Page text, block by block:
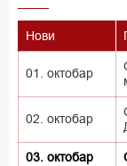
Нови
01. октобар
02. октобар
03. октобар